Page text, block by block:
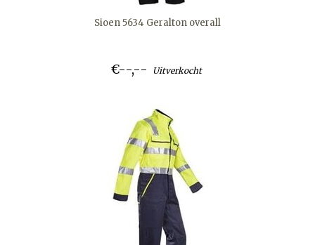
Sioen 5634 Geralton overall
€--,-- Uitverkocht